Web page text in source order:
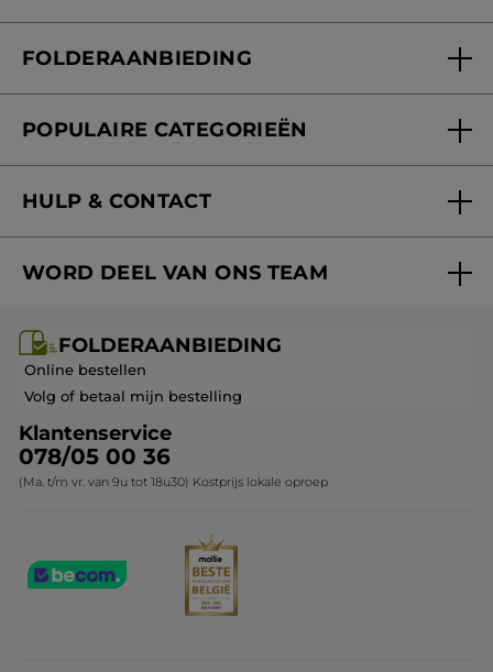
Onze beloften
Blog Act Beautiful
FOLDERAANBIEDING
POPULAIRE CATEGORIEËN
Aanbiedingen
Cadeau-ideeën
Kerstcollectie
HULP & CONTACT
Mijn geschenken
Veelgestelde vragen
Contact opnemen
WORD DEEL VAN ONS TEAM
Franchisenemer of bedrijfsleider worden
FOLDERAANBIEDING
Online bestellen
Volg of betaal mijn bestelling
Klantenservice
078/05 00 36
(Ma. t/m vr. van 9u tot 18u30) Kostprijs lokale oproep